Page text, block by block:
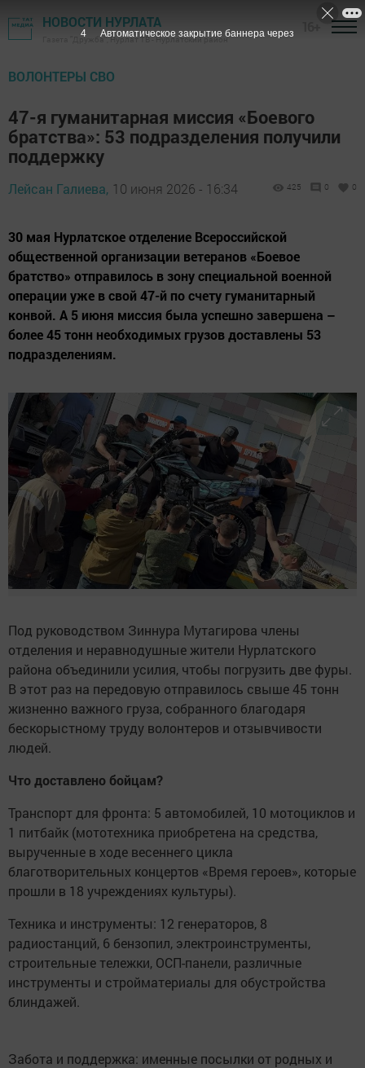
НОВОСТИ НУРЛАТА
Газета "Дружба", Нурлат ТВ - Нурлатский район
ВОЛОНТЕРЫ СВО
47-я гуманитарная миссия «Боевого
братства»: 53 подразделения получили
поддержку
Лейсан Галиева, 10 июня 2026 - 16:34 425 0 0
30 мая Нурлатское отделение Всероссийской
общественной организации ветеранов «Боевое
братство» отправилось в зону специальной военной
операции уже в свой 47-й по счету гуманитарный
конвой. А 5 июня миссия была успешно завершена –
более 45 тонн необходимых грузов доставлены 53
подразделениям.
Под руководством Зиннура Мутагирова члены
отделения и неравнодушные жители Нурлатского
района объединили усилия, чтобы погрузить две фуры.
В этот раз на передовую отправилось свыше 45 тонн
жизненно важного груза, собранного благодаря
бескорыстному труду волонтеров и отзывчивости
людей.
Что доставлено бойцам?
Транспорт для фронта: 5 автомобилей, 10 мотоциклов и
1 питбайк (мототехника приобретена на средства,
вырученные в ходе весеннего цикла
благотворительных концертов «Время героев», которые
прошли в 18 учреждениях культуры).
Техника и инструменты: 12 генераторов, 8
радиостанций, 6 бензопил, электроинструменты,
строительные тележки, ОСП-панели, различные
инструменты и стройматериалы для обустройства
блиндажей.
Забота и поддержка: именные посылки от родных и
3 Автоматическое закрытие баннера через